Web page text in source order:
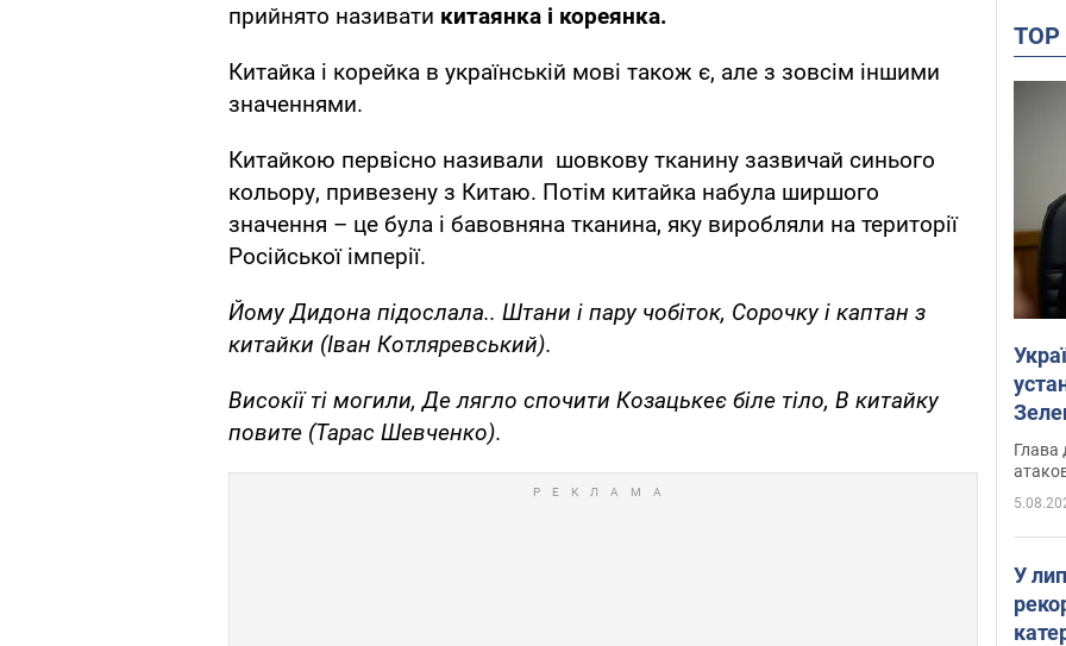
прийнято називати китаянка і кореянка.
Китайка і корейка в українській мові також є, але з зовсім іншими
значеннями.
Китайкою первісно називали шовкову тканину зазвичай синього
кольору, привезену з Китаю. Потім китайка набула ширшого
значення – це була і бавовняна тканина, яку виробляли на території
Російської імперії.
Йому Дидона підослала.. Штани і пару чобіток, Сорочку і каптан з
китайки (Іван Котляревський).
Високії ті могили, Де лягло спочити Козацькеє біле тіло, В китайку
повите (Тарас Шевченко).
Глава
У